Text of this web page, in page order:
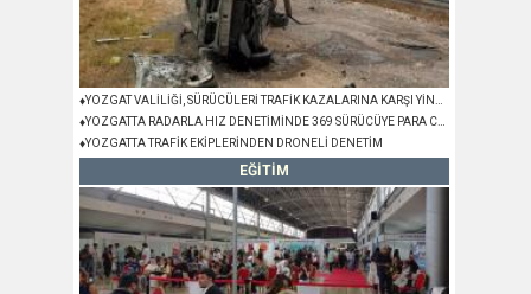
♦YOZGATTA TRAFİK EKİPLERİNDEN DRONELİ DENETİM
EĞİTİM